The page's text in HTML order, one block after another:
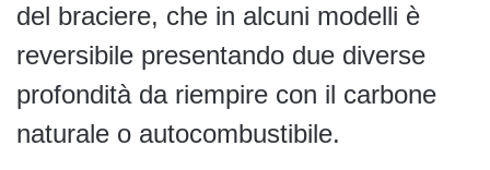
del braciere, che in alcuni modelli è
reversibile presentando due diverse
profondità da riempire con il carbone
naturale o autocombustibile.